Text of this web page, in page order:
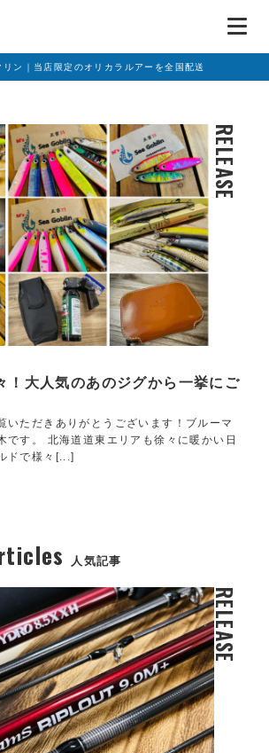
ン｜当店限定のオリカラルアーを全国配送
RELEASE
！大人気のあのジグから一挙にご
いただきありがとうございます！ブルーマ
です。 北海道道東エリアも徐々に暖かい日
ドで様々[...]
人気記事
RELEASE